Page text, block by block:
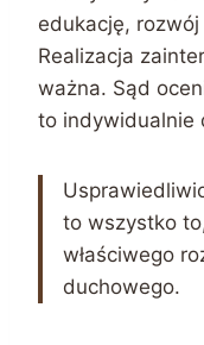
edukację,
Realizacja
ważna. Sąd
to indywidualnie
to wszystko
właściwego
duchowego.